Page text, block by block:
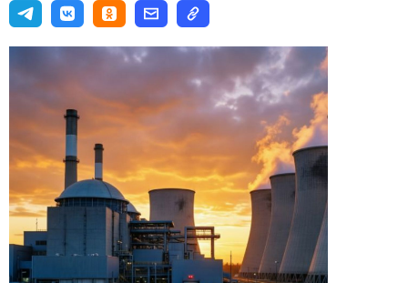
Мероприятия
Телефон редакции: +7 495 727-01-67
Электронные почты редакции:
Информационный отдел
info@business-magazine.online
Отдел рекламы
reklama@business-magazine.online
Отдел распространения/редакционная подписка